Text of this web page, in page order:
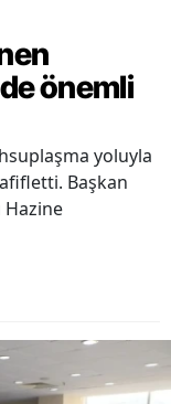
önemli
yoluyla
Başkan
Hazine